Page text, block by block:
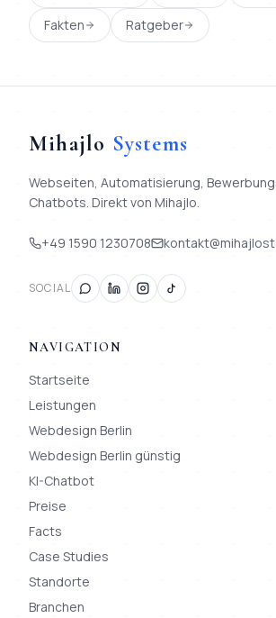
Fakten Ratgeber
Mihajlo Systems
Webseiten, Automatisierung,
Chatbots. Direkt von Mihajlo.
+49 1590 1230708
SOCIAL
NAVIGATION
Startseite
Leistungen
Webdesign Berlin
Webdesign Berlin günstig
KI-Chatbot
Preise
Facts
Case Studies
Standorte
Branchen